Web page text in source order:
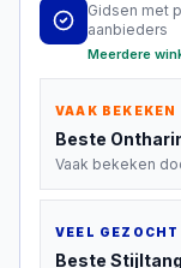
Gidsen met
aanbieders
Meerdere
VAAK BEKEKEN
Beste
Vaak bekeken
VEEL GEZOCHT
Beste Stijltang